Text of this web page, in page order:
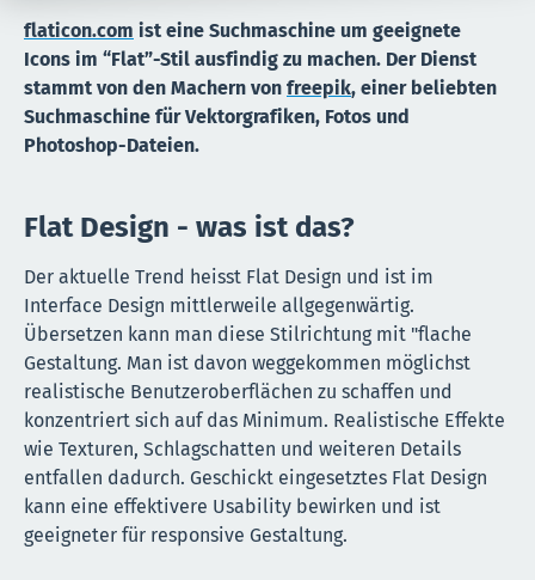
flaticon.com ist eine Suchmaschine um geeignete
Icons im “Flat”-Stil ausfindig zu machen. Der Dienst
stammt von den Machern von freepik, einer beliebten
Suchmaschine für Vektorgrafiken, Fotos und
Photoshop-Dateien.
Flat Design - was ist das?
Der aktuelle Trend heisst Flat Design und ist im
Interface Design mittlerweile allgegenwärtig.
Übersetzen kann man diese Stilrichtung mit "flache
Gestaltung. Man ist davon weggekommen möglichst
realistische Benutzeroberflächen zu schaffen und
konzentriert sich auf das Minimum. Realistische Effekte
wie Texturen, Schlagschatten und weiteren Details
entfallen dadurch. Geschickt eingesetztes Flat Design
kann eine effektivere Usability bewirken und ist
geeigneter für responsive Gestaltung.